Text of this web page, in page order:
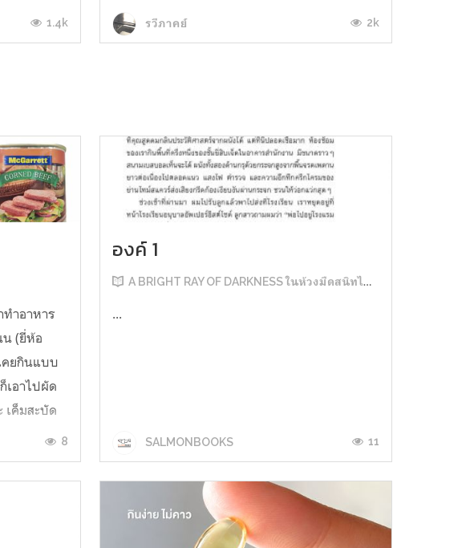
ชาวเอโดะ
...
1.4k รวีภาคย์ 2k
ทำอาหาร
(ยี่ห้อ
คยกินแบบ
เอาไปผัด
เค็มสะบัด
าห์
8
องค์ 1
A BRIGHT RAY OF DARKNESS ในห้วงมืดสนิทไม่มิดแสง
...
SALMONBOOKS 11